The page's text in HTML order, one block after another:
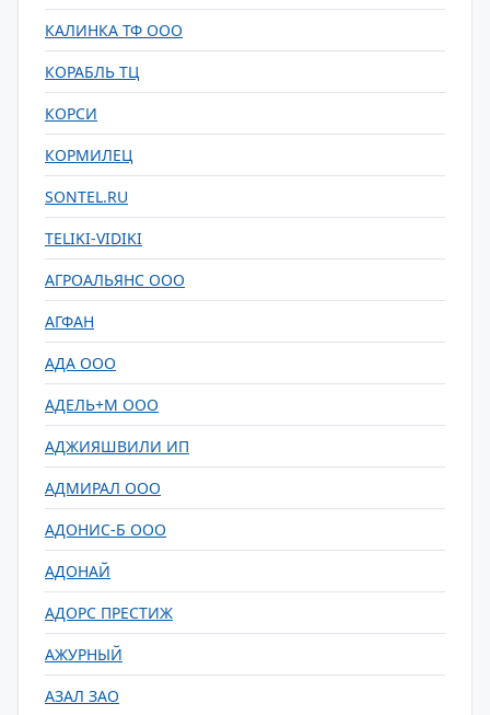
КАЛИНКА ТФ ООО
КОРАБЛЬ ТЦ
КОРСИ
КОРМИЛЕЦ
SONTEL.RU
TELIKI-VIDIKI
АГРОАЛЬЯНС ООО
АГФАН
АДА ООО
АДЕЛЬ+М ООО
АДЖИЯШВИЛИ ИП
АДМИРАЛ ООО
АДОНИС-Б ООО
АДОНАЙ
АДОРС ПРЕСТИЖ
АЖУРНЫЙ
АЗАЛ ЗАО